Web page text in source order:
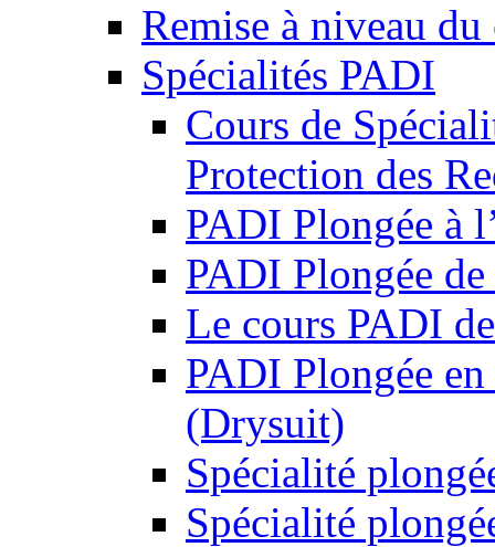
Remise à niveau
Spécialités PADI
Cours de
Protection des
PADI Plongée à
PADI Plongée
Le cours PADI
PADI Plongée
(Drysuit)
Spécialité
Spécialité